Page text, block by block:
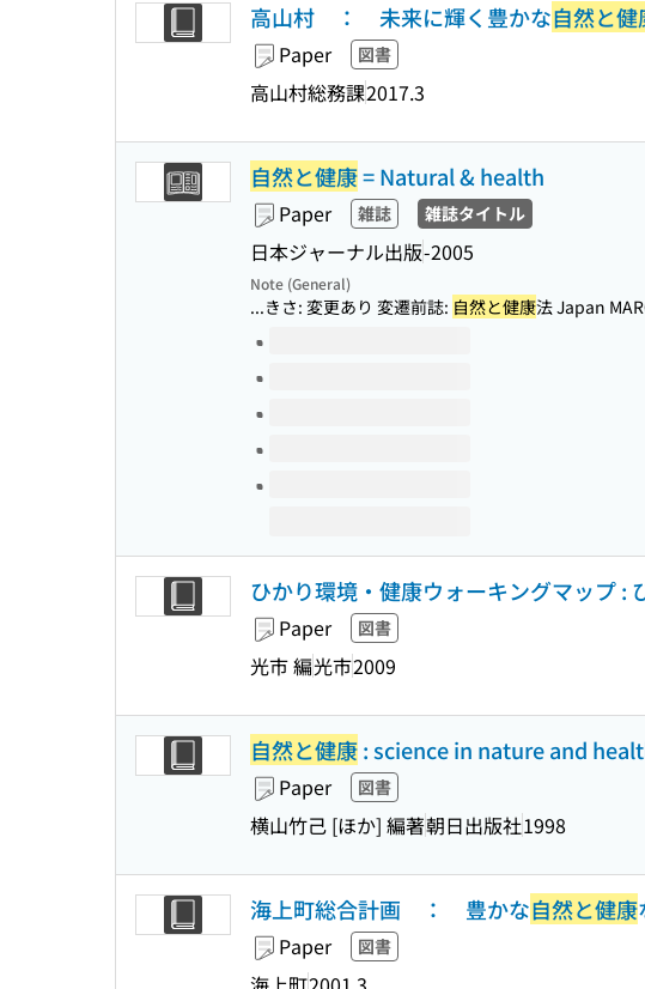
高山村 ： 未来に輝く豊かな自然と健
Paper 図書
高山村総務課2017.3
自然と健康= Natural & health
Paper 雑誌 雑誌タイトル
日本ジャーナル出版-2005
Note (General)
...きさ: 変更あり 変遷前誌: 自然と健康法 Japan
Volumes of this title
ひかり環境・健康ウォーキングマップ :
Paper 図書
光市 編光市2009
自然と健康: science in nature and
Paper 図書
横山竹己 [ほか] 編著朝日出版社1998
海上町総合計画 ： 豊かな自然と健康
Paper 図書